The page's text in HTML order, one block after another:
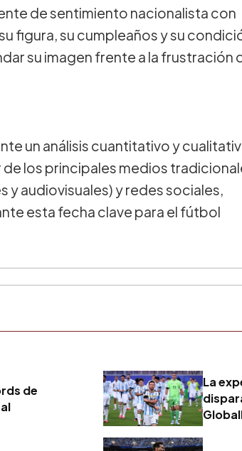
de sentimiento nacionalista con
figura, su cumpleaños y su
su imagen frente a la frustración
un análisis cuantitativo y
los principales medios
y audiovisuales) y redes sociales,
esta fecha clave para el fútbol
de
La